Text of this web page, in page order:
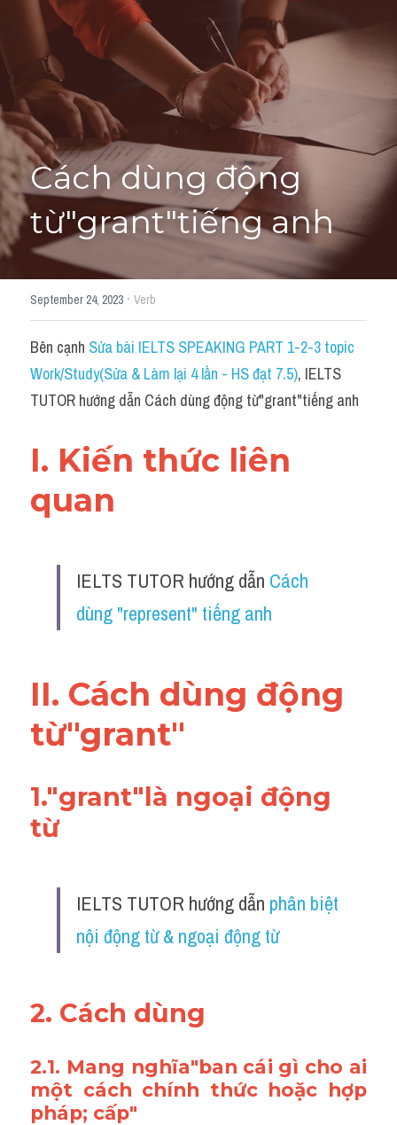
Học thử →
Cách dùng động
từ"grant"tiếng anh
September 24, 2023 · Verb
Bên cạnh Sửa bài IELTS SPEAKING PART 1-2-3 topic
Work/Study(Sửa & Làm lại 4 lần - HS đạt 7.5), IELTS
TUTOR hướng dẫn Cách dùng động từ"grant"tiếng anh
I. Kiến thức liên
quan
IELTS TUTOR hướng dẫn Cách
dùng "represent" tiếng anh
II. Cách dùng động
từ"grant"
1."grant"là ngoại động
từ
IELTS TUTOR hướng dẫn phân biệt
nội động từ & ngoại động từ
2. Cách dùng
2.1. Mang nghĩa"ban cái gì cho ai
một cách chính thức hoặc hợp
pháp; cấp"